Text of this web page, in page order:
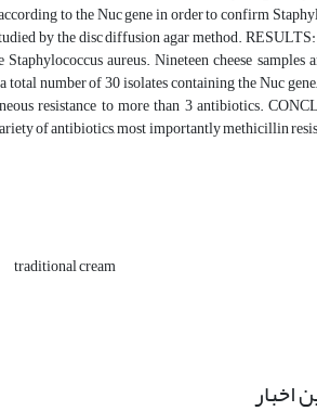
to the Nuc gene in order to confirm
by the disc diffusion agar method.
aureus. Nineteen cheese
number of 30 isolates containing the Nuc
resistance to more than 3 antibiotics.
of antibiotics, most importantly methicillin
traditional cream
اخبار